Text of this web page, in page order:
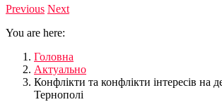
Previous Next
You are here:
Головна
Актуально
Конфлікти та конфлікти інтересів на
Тернополі